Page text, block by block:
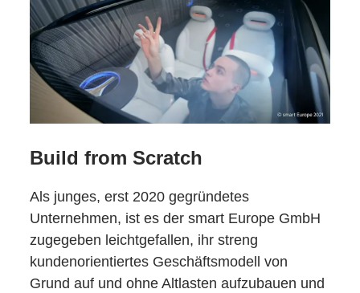
Build from Scratch
Als junges, erst 2020 gegründetes
Unternehmen, ist es der smart Europe GmbH
zugegeben leichtgefallen, ihr streng
kundenorientiertes Geschäftsmodell von
Grund auf und ohne Altlasten aufzubauen und